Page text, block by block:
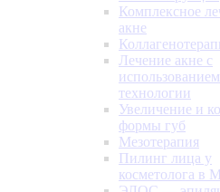
Комплексное
акне
Лечение акне с
технологии
Увеличение и
формы губ
Мезотерапия
Пилинг лица у
косметолога в